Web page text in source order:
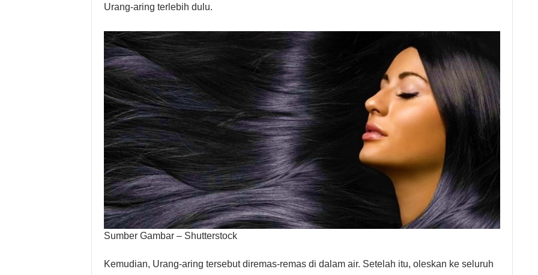
Urang-aring terlebih dulu.
Sumber Gambar – Shutterstock
Kemudian, Urang-aring tersebut diremas-remas di dalam air. Setelah itu, oleskan ke seluruh